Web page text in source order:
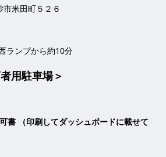
米田町５２６
ランプから約10分
用駐車場＞
書 （印刷してダッシュボードに載せて